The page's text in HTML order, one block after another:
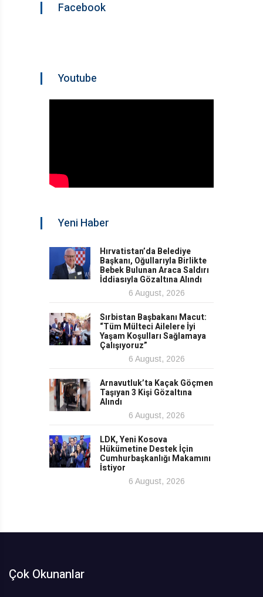
Facebook
Youtube
Yeni Haber
Hırvatistan’da Belediye
Başkanı, Oğullarıyla Birlikte
Bebek Bulunan Araca Saldırı
İddiasıyla Gözaltına Alındı
6 August, 2026
Sırbistan Başbakanı Macut:
“Tüm Mülteci Ailelere İyi
Yaşam Koşulları Sağlamaya
Çalışıyoruz”
6 August, 2026
Arnavutluk’ta Kaçak Göçmen
Taşıyan 3 Kişi Gözaltına
Alındı
6 August, 2026
LDK, Yeni Kosova
Hükümetine Destek İçin
Cumhurbaşkanlığı Makamını
İstiyor
6 August, 2026
Çok Okunanlar